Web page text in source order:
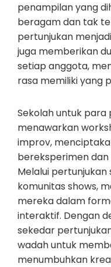
penampilan yang
beragam dan tak
pertunjukan
juga memberikan
setiap anggota,
rasa memiliki yang
Sekolah untuk
menawarkan
improv,
bereksperimen dan
Melalui
komunitas shows,
mereka dalam
interaktif. Dengan
sekedar
wadah untuk
menumbuhkan